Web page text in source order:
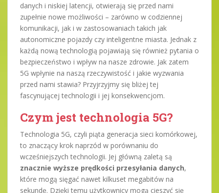
danych i niskiej latencji, otwierają się przed nami
zupełnie nowe możliwości – zarówno w codziennej
komunikacji, jak i w zastosowaniach takich jak
autonomiczne pojazdy czy inteligentne miasta. Jednak z
każdą nową technologią pojawiają się również pytania o
bezpieczeństwo i wpływ na nasze zdrowie. Jak zatem
5G wpłynie na naszą rzeczywistość i jakie wyzwania
przed nami stawia? Przyjrzyjmy się bliżej tej
fascynującej technologii i jej konsekwencjom.
Czym jest technologia 5G?
Technologia 5G, czyli piąta generacja sieci komórkowej,
to znaczący krok naprzód w porównaniu do
wcześniejszych technologii. Jej główną zaletą są
znacznie wyższe prędkości przesyłania danych,
które mogą sięgać nawet kilkuset megabitów na
sekundę. Dzięki temu użytkownicy mogą cieszyć się